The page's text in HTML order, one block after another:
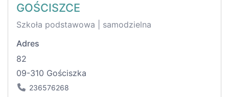
GOŚCISZCE
Szkoła podstawowa | samodzielna
Adres
82
09-310 Gościszka
236576268